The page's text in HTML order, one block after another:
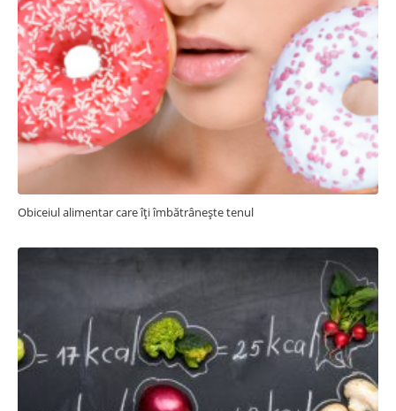
Obiceiul alimentar care îți îmbătrânește tenul